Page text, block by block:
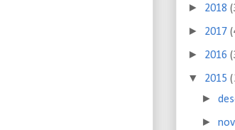
► 2018
► 2017
► 2016
▼ 2015
►
►